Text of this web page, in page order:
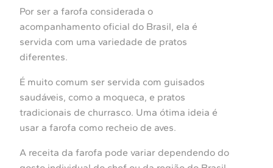
Por ser a farofa considerada o
acompanhamento oficial do Brasil, ela é
servida com uma variedade de pratos
diferentes.
É muito comum ser servida com guisados ​​
saudáveis, ​​como a moqueca, e pratos
tradicionais de churrasco. Uma ótima ideia é
usar a farofa como recheio de aves.
A receita da farofa pode variar dependendo do